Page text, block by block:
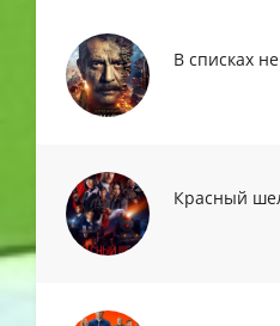
В списках
Красный